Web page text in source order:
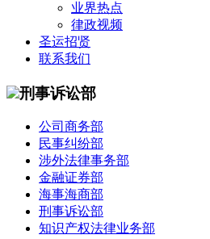
业界热点
律政视频
圣运招贤
联系我们
刑事诉讼部
公司商务部
民事纠纷部
涉外法律事务部
金融证券部
海事海商部
刑事诉讼部
知识产权法律业务部